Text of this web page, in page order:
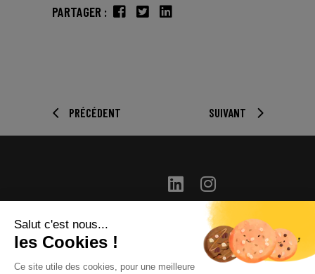
Salut c'est nous...
les Cookies !
Ce site utile des cookies, pour une meilleure
PARTAGER :
PRÉCÉDENT SUIVANT
info@long-distance.fr
+33(0) 1 46 04 42 00